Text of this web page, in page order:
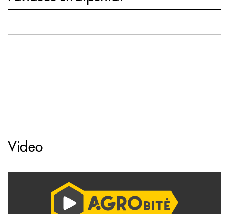
Video